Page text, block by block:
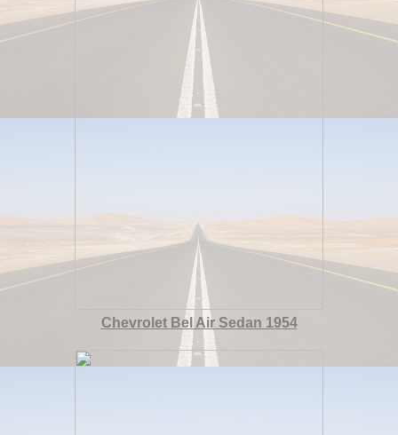
Chevrolet Bel Air Sedan 1954